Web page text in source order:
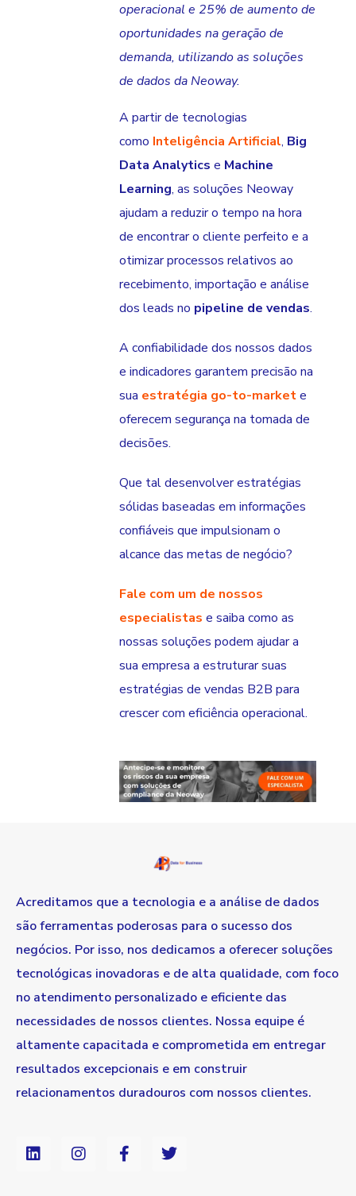
operacional e 25% de aumento de
oportunidades na geração de
demanda, utilizando as soluções
de dados da Neoway.
A partir de tecnologias
como Inteligência Artificial, Big
Data Analytics e Machine
Learning, as soluções Neoway
ajudam a reduzir o tempo na hora
de encontrar o cliente perfeito e a
otimizar processos relativos ao
recebimento, importação e análise
dos leads no pipeline de vendas.
A confiabilidade dos nossos dados
e indicadores garantem precisão na
sua estratégia go-to-markete
oferecem segurança na tomada de
decisões.
Que tal desenvolver estratégias
sólidas baseadas em informações
confiáveis que impulsionam o
alcance das metas de negócio?
Fale com um de nossos
especialistas e saiba como as
nossas soluções podem ajudar a
sua empresa a estruturar suas
estratégias de vendas B2B para
crescer com eficiência operacional.
Acreditamos que a tecnologia e a análise de dados
são ferramentas poderosas para o sucesso dos
negócios. Por isso, nos dedicamos a oferecer soluções
tecnológicas inovadoras e de alta qualidade, com foco
no atendimento personalizado e eficiente das
necessidades de nossos clientes. Nossa equipe é
altamente capacitada e comprometida em entregar
resultados excepcionais e em construir
relacionamentos duradouros com nossos clientes.